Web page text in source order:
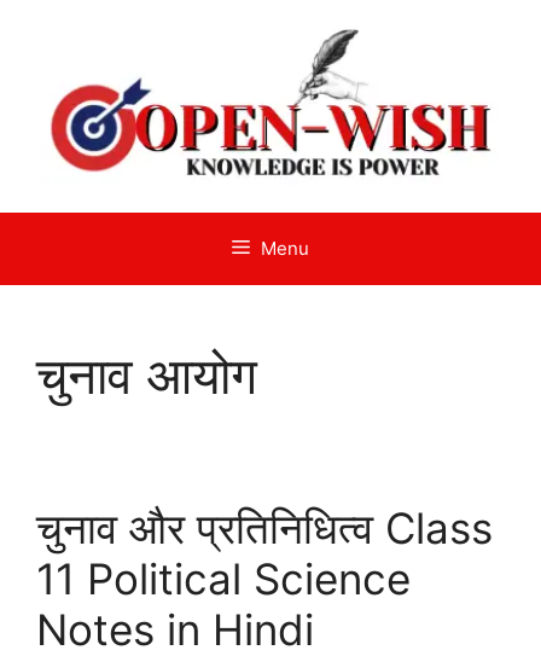
Menu
चुनाव आयोग
चुनाव और प्रतिनिधित्व Class
11 Political Science
Notes in Hindi